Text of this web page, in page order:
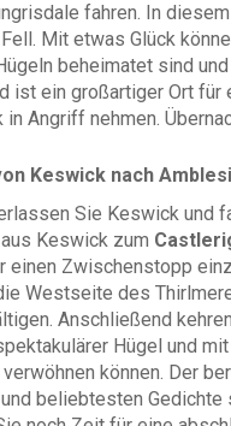
fahren. In
Mit etwas Glück
beheimatet sind
ist ein großartiger Ort für
in Angriff nehmen.
Keswick nach
Sie Keswick und
Keswick zum
einen Zwischenstopp
Westseite des
Anschließend
Hügel und
verwöhnen können. Der
beliebtesten Gedichte